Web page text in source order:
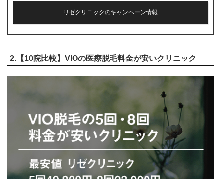
リゼクリニックのキャンペーン情報
2.【10院比較】VIOの医療脱毛料金が安いクリニック